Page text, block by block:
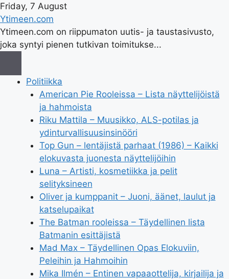
Friday, 7 August
Ytimeen.com
Ytimeen.com on riippumaton uutis- ja taustasivusto,
joka syntyi pienen tutkivan toimitukse...
Politiikka
American Pie Rooleissa – Lista näyttelijöistä
ja hahmoista
Riku Mattila – Muusikko, ALS-potilas ja
ydinturvallisuusinsinööri
Top Gun – lentäjistä parhaat (1986) – Kaikki
elokuvasta juonesta näyttelijöihin
Luna – Artisti, kosmetiikka ja pelit
selityksineen
Oliver ja kumppanit – Juoni, äänet, laulut ja
katselupaikat
The Batman rooleissa – Täydellinen lista
Batmanin esittäjistä
Mad Max – Täydellinen Opas Elokuviin,
Peleihin ja Hahmoihin
Mika Ilmén – Entinen vapaaottelija, kirjailija ja